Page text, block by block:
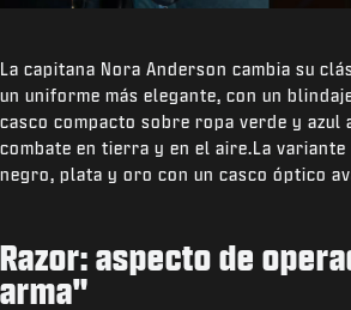
La capitana Nora Anderson cambia su
un uniforme más elegante, con un
casco compacto sobre ropa verde y azul
combate en tierra y en el aire.La variante
negro, plata y oro con un casco óptico
Razor: aspecto de
arma"